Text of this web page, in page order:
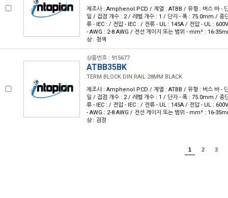
제조사 : Amphenol PCD / 계열 : ATBB / 유형 : 버스 바 -
일 / 접점 개수 : 2 / 레벨 개수 : 1 / 단자 - 폭 : 75.0mm / 종
류 - IEC : / 전압 - IEC : / 전류 - UL : 145A / 전압 - UL :
- AWG : 2-8 AWG / 전선 게이지 또는 범위 - mm² : 16-
상 : 청색
상품번호 : 915677
ATBB35BK
TERM BLOCK DIN RAIL 28MM BLACK
제조사 : Amphenol PCD / 계열 : ATBB / 유형 : 버스 바 -
일 / 접점 개수 : 2 / 레벨 개수 : 1 / 단자 - 폭 : 75.0mm / 종
류 - IEC : / 전압 - IEC : / 전류 - UL : 145A / 전압 - UL :
- AWG : 2-8 AWG / 전선 게이지 또는 범위 - mm² : 16-
상 : 검정
1 2 3